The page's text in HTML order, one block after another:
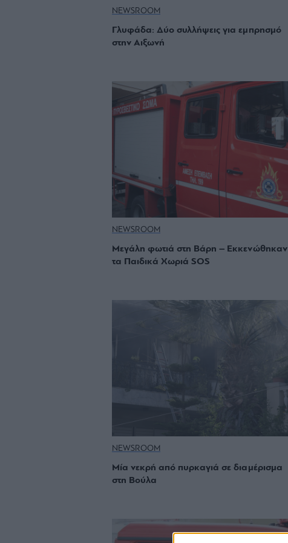
NEWSROOM
Γλυφάδα: Δύο συλλήψεις για εμπρησμό
στην Αιξωνή
NEWSROOM
Μεγάλη φωτιά στη Βάρη – Εκκενώθηκαν
τα Παιδικά Χωριά SOS
NEWSROOM
Μία νεκρή από πυρκαγιά σε διαμέρισμα
στη Βούλα